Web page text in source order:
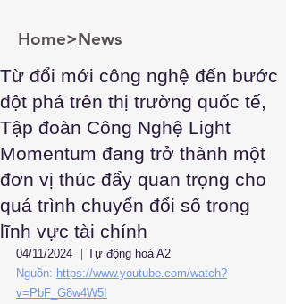
Home>News
Từ đổi mới công nghệ đến bước
đột phá trên thị trường quốc tế,
Tập đoàn Công Nghệ Light
Momentum đang trở thành một
đơn vị thúc đẩy quan trọng cho
quá trình chuyển đổi số trong
lĩnh vực tài chính
04/11/2024 ｜ Tự động hoá A2
Nguồn: https://www.youtube.com/watch?
v=PbF_G8w4W5I